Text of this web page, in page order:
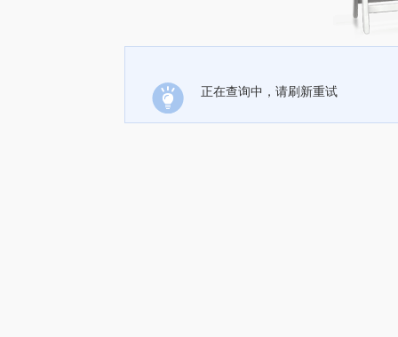
正在查询中，请刷新重试